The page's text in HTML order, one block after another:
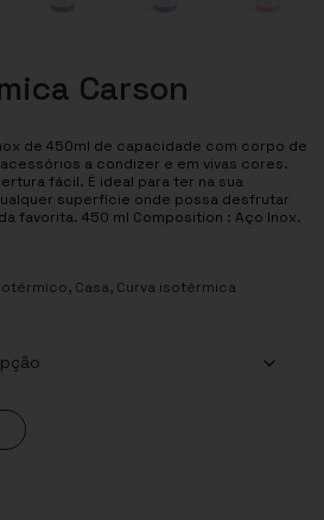
Carson
de 450ml de capacidade com corpo de
a condizer e em vivas cores.
fácil. É ideal para ter na sua
superfície onde possa desfrutar
favorita. 450 ml Composition : Aço Inox.
, Casa, Curva isotérmica